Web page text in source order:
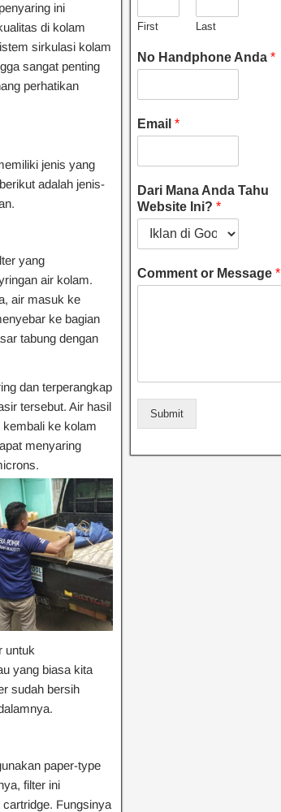
ini
di kolam
sirkulasi kolam
sangat penting
perhatikan
jenis yang
adalah jenis-
yang
air kolam.
air masuk ke
ke bagian
tabung dengan
dan terperangkap
tersebut. Air hasil
ke kolam
menyaring
untuk
yang biasa kita
sudah bersih
paper-type
filter ini
Fungsinya
First Last
No Handphone Anda *
Email *
Dari Mana Anda Tahu
Website Ini? *
Comment or Message *
Submit